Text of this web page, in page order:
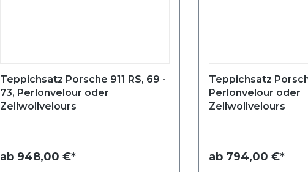
Teppichsatz Porsche 911 RS, 69 -
73, Perlonvelour oder
Zellwollvelours
ab 948,00 €*
Teppichsatz
Perlonvelour oder
Zellwollvelours
ab 794,00 €*